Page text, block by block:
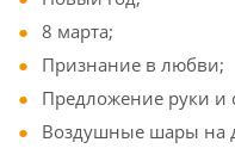
8 марта;
Признание в любви;
Предложение руки и
Воздушные шары на